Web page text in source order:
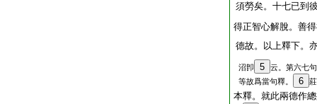
須勞矣。十七已到
得正智心解脫。善
德故。以上釋下。
沼卽 5
云。第六七
等故爲當句釋。
6
本釋。就此兩德作